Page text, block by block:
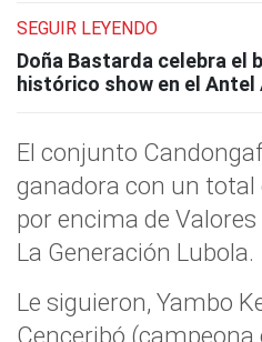
SEGUIR LEYENDO
Doña Bastarda celebra el
histórico show en el Antel
El conjunto
ganadora con un total
por encima de
La Generación Lubola.
Le siguieron, Yambo
Cenceribó